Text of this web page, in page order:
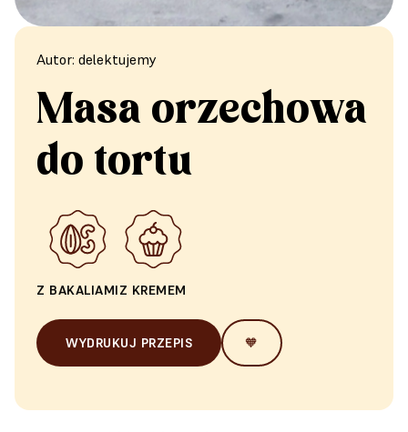
Autor: delektujemy
Masa orzechowa
do tortu
Z BAKALIAMIZ KREMEM
WYDRUKUJ PRZEPIS 🧡